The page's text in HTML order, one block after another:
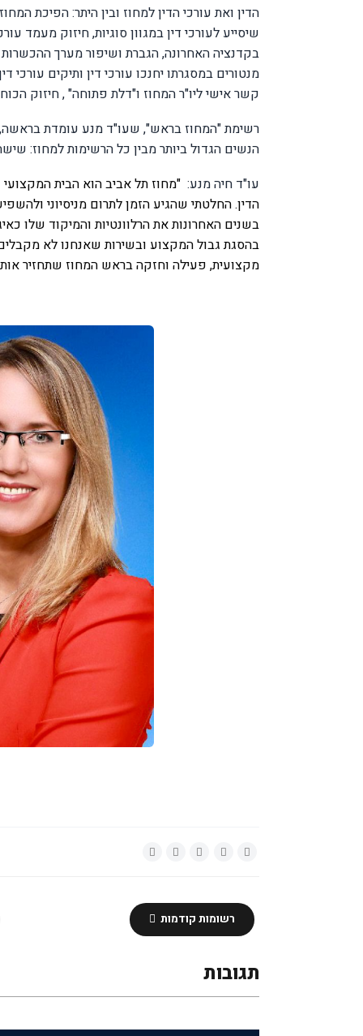
הדין ואת עורכי הדין למחוז ובין היתר: הפיכת
שיסייע לעורכי דין במגוון סוגיות, חיזוק מעמד
בקדנציה האחרונה, הגברת ושיפור מערך
מנטורים במסגרתו יחנכו עורכי דין ותיקים
קשר אישי ליו"ר המחוז ו"דלת פתוחה" , חיזוק
רשימת "המחוז בראש", שעו"ד מנע עומדת בראשה,
הנשים הגדול ביותר מבין כל הרשימות למחוז:
עו"ד חיה מנע: "מחוז תל אביב הוא הבית המקצועי
הדין.החלטתי שהגיע הזמן לתרום מניסיוני
בשנים האחרונות את הרלוונטיות והמיקוד שלו
בהסגת גבול המקצוע ובשירות שאנחנו לא
מקצועית, פעילה וחזקה בראש המחוז שתחזיר
רשומות קודמות
תגובות